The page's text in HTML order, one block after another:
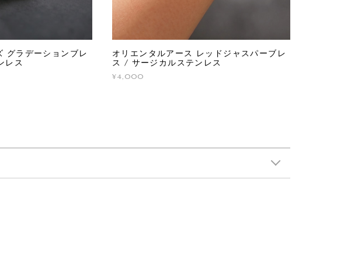
グラデーションブレ
レス
オリエンタルアース レッドジャスパーブレ
ス / サージカルステンレス
¥4,000